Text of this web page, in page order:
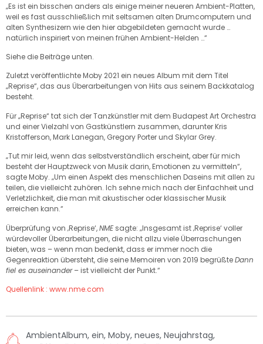
„Es ist ein bisschen anders als einige meiner neueren Ambient-Platten,
weil es fast ausschließlich mit seltsamen alten Drumcomputern und
alten Synthesizern wie den hier abgebildeten gemacht wurde …
natürlich inspiriert von meinen frühen Ambient-Helden …“
Siehe die Beiträge unten.
Zuletzt veröffentlichte Moby 2021 ein neues Album mit dem Titel
„Reprise“, das aus Überarbeitungen von Hits aus seinem Backkatalog
besteht.
Für „Reprise“ tat sich der Tanzkünstler mit dem Budapest Art Orchestra
und einer Vielzahl von Gastkünstlern zusammen, darunter Kris
Kristofferson, Mark Lanegan, Gregory Porter und Skylar Grey.
„Tut mir leid, wenn das selbstverständlich erscheint, aber für mich
besteht der Hauptzweck von Musik darin, Emotionen zu vermitteln“,
sagte Moby. „Um einen Aspekt des menschlichen Daseins mit allen zu
teilen, die vielleicht zuhören. Ich sehne mich nach der Einfachheit und
Verletzlichkeit, die man mit akustischer oder klassischer Musik
erreichen kann.“
Überprüfung von ‚Reprise‘,NMEsagte: „Insgesamt ist ‚Reprise‘ voller
würdevoller Überarbeitungen, die nicht allzu viele Überraschungen
bieten, was – wenn man bedenkt, dass er immer noch die
Gegenreaktion übersteht, die seine Memoiren von 2019 begrüßteDann
fiel es auseinander– ist vielleicht der Punkt.“
Quellenlink : www.nme.com
AmbientAlbum, ein, Moby, neues, Neujahrstag,